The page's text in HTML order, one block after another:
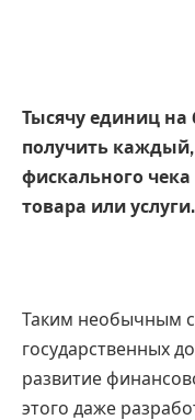
Тысячу единиц на
получить
фискального
товара или услуги.
Таким необычным
государственных
развитие
этого даже